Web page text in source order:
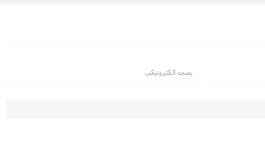
پست الکترونیکی